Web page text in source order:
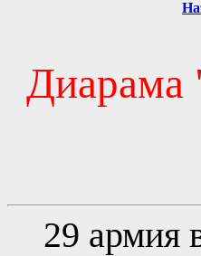
Диарама
29 армия